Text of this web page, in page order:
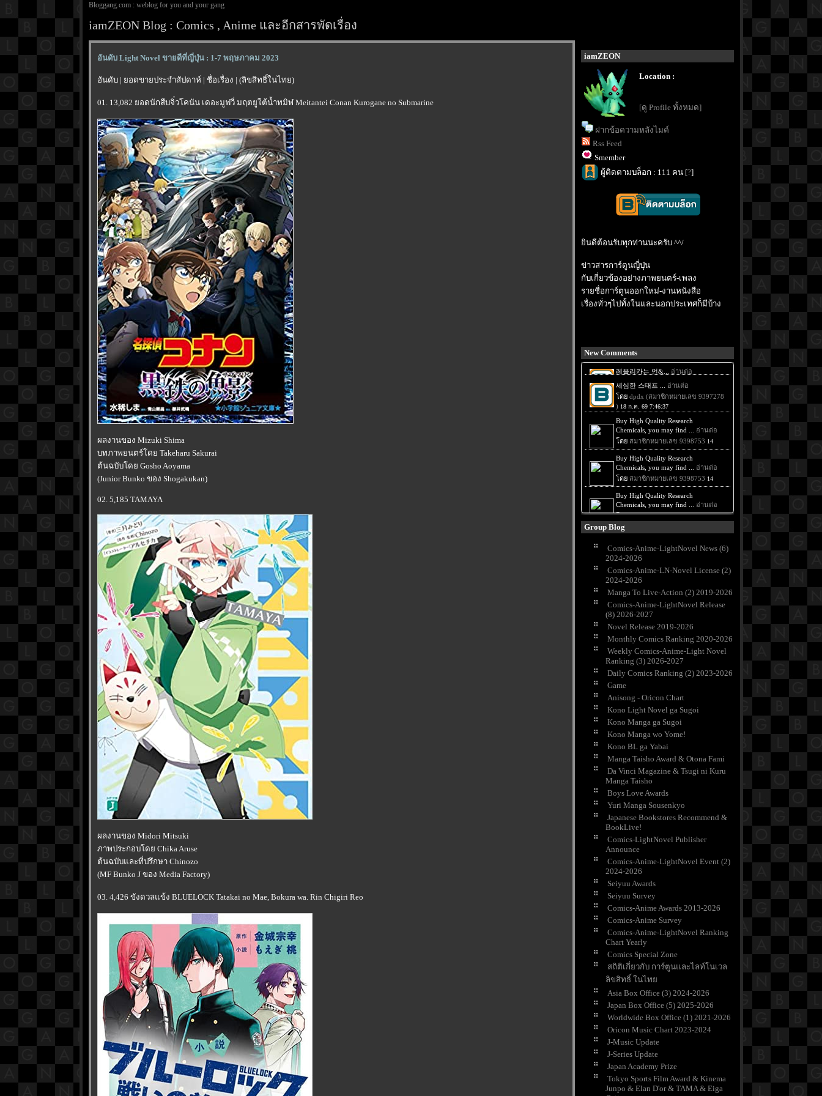
Bloggang.com : weblog for you and your gang
iamZEON Blog : Comics , Anime และอีกสารพัดเรื่อง
อันดับ Light Novel ขายดีที่ญี่ปุ่น : 1-7 พฤษภาคม 2023
อันดับ | ยอดขายประจำสัปดาห์ | ชื่อเรื่อง | (ลิขสิทธิ์ในไทย)
01. 13,082 ยอดนักสืบจิ๋วโคนัน เดอะมูฟวี่ มฤตยูใต้น้ำทมิฬ Meitantei Conan Kurogane no Submarine
ผลงานของ Mizuki Shima
บทภาพยนตร์โดย Takeharu Sakurai
ต้นฉบับโดย Gosho Aoyama
(Junior Bunko ของ Shogakukan)
02. 5,185 TAMAYA
ผลงานของ Midori Mitsuki
ภาพประกอบโดย Chika Aruse
ต้นฉบับและที่ปรึกษา Chinozo
(MF Bunko J ของ Media Factory)
03. 4,426 ขังดวลแข้ง BLUELOCK Tatakai no Mae, Bokura wa. Rin Chigiri Reo
iamZEON
Location :
[ดู Profile ทั้งหมด]
ฝากข้อความหลังไมค์
Rss Feed
Smember
ผู้ติดตามบล็อก : 111 คน [?]
ินดีต้อนรับทุกท่านนะครับ ^^/
ข่าวสารการ์ตูนญี่ปุ่น
กับเกี่ยวข้องอย่างภาพยนตร์-เพลง
รายชื่อการ์ตูนออกใหม่-งานหนังสือ
เรื่องทั่วๆไปทั้งในและนอกประเทศก็มีบ้าง
New Comments
Group Blog
Comics-Anime-LightNovel News (6)
2024-2026
Comics-Anime-LN-Novel License (2)
2024-2026
Manga To Live-Action (2) 2019-2026
Comics-Anime-LightNovel Release
(8) 2026-2027
Novel Release 2019-2026
Monthly Comics Ranking 2020-2026
Weekly Comics-Anime-Light Novel
Ranking (3) 2026-2027
Daily Comics Ranking (2) 2023-2026
Game
Anisong - Oricon Chart
Kono Light Novel ga Sugoi
Kono Manga ga Sugoi
Kono Manga wo Yome!
Kono BL ga Yabai
Manga Taisho Award & Otona Fami
Da Vinci Magazine & Tsugi ni Kuru
Manga Taisho
Boys Love Awards
Yuri Manga Sousenkyo
Japanese Bookstores Recommend &
BookLive!
Comics-LightNovel Publisher
Announce
Comics-Anime-LightNovel Event (2)
2024-2026
Seiyuu Awards
Seiyuu Survey
Comics-Anime Awards 2013-2026
Comics-Anime Survey
Comics-Anime-LightNovel Ranking
Chart Yearly
Comics Special Zone
สถิติเกี่ยวกับ การ์ตูนและไลท์โนเวล
ลิขสิทธิ์ ในไท
Asia Box Office (3) 2024-2026
Japan Box Office (5) 2025-2026
Worldwide Box Office (1) 2021-2026
Oricon Music Chart 2023-2024
J-Music Update
J-Series Update
Japan Academy Prize
Tokyo Sports Film Award & Kinema
Junpo & Elan D'or & TAMA & Eiga